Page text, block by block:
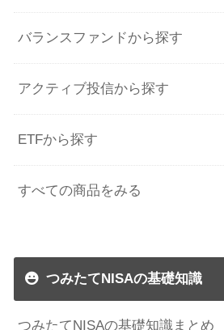
バランスファンドから探す
アクティブ投信から探す
ETFから探す
すべての商品をみる
つみたてNISAの基礎知識
つみたてNISAの基礎知識まとめ